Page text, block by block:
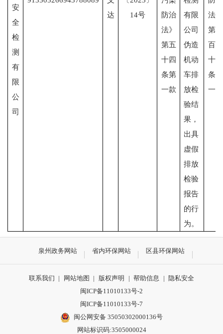
安
全
检
测
有
限
公
司
达
14号
防治
法》
第五
十四
条第
一款
有限
公司
伪造
机动
车排
放检
验结
果，
出具
虚假
排放
检验
报告
的行
为。
法》
第一
百一
十二
条第
一款
泉州政务网站 省内环保网站 区县环保网站
联系我们 | 网站地图 | 版权声明 | 帮助信息 | 隐私安全
闽ICP备11010133号-2
闽ICP备11010133号-7
闽公网安备 35050302000136号
网站标识码:3505000024